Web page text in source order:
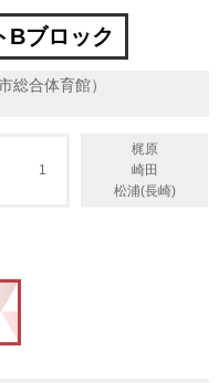
Bブロック
総合体育館）
1
梶原
崎田
松浦(長崎)